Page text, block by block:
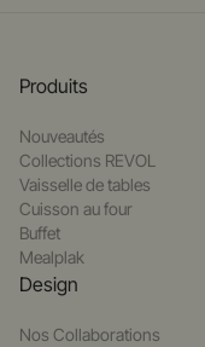
Produits
Nouveautés
Collections REVOL
Vaisselle de tables
Cuisson au four
Buffet
Mealplak
Design
Nos Collaborations